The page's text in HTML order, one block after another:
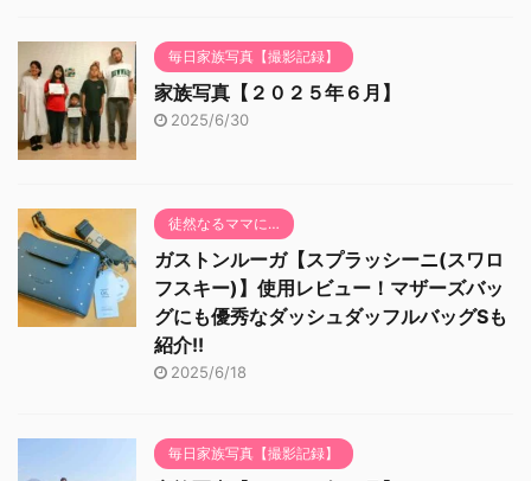
毎日家族写真【撮影記録】
家族写真【２０２５年６月】
2025/6/30
徒然なるママに…
ガストンルーガ【スプラッシーニ(スワロ
フスキー)】使用レビュー！マザーズバッ
グにも優秀なダッシュダッフルバッグSも
紹介!!
2025/6/18
毎日家族写真【撮影記録】